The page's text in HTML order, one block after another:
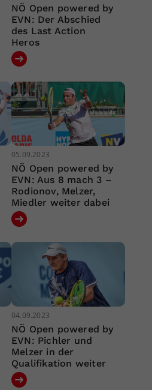
NÖ Open powered by
EVN: Der Abschied
des Last Action
Heros
05.09.2023
NÖ Open powered by
EVN: Aus 8 mach 3 –
Rodionov, Melzer,
Miedler weiter dabei
04.09.2023
NÖ Open powered by
EVN: Pichler und
Melzer in der
Qualifikation weiter